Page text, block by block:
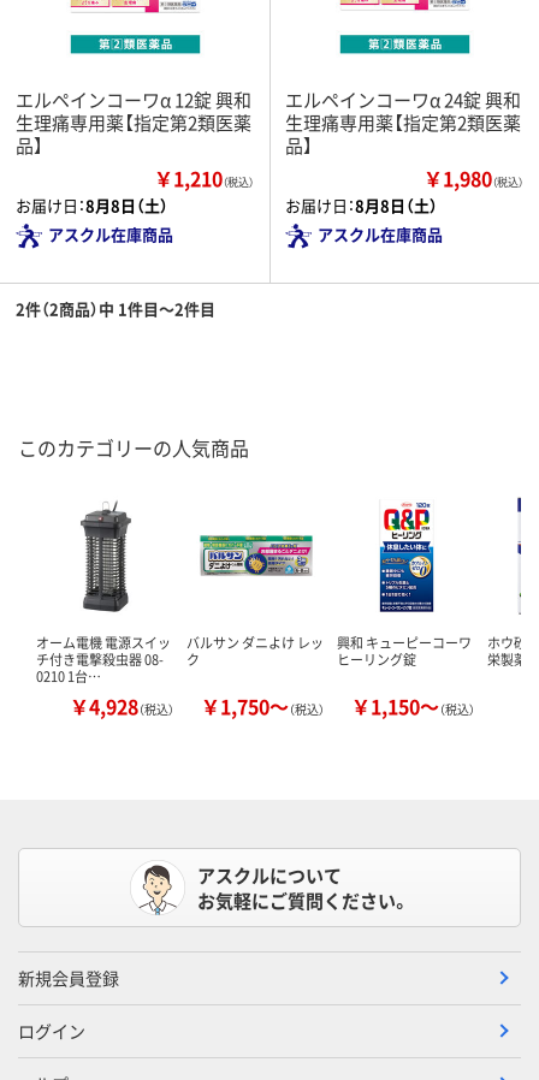
エルペインコーワα 12錠 興和
生理痛専用薬【指定第2類医薬
品】
￥1,210（税込）
お届け日：8月8日（土）
アスクル在庫商品
エルペインコーワα 24錠 興和
生理痛専用薬【指定第2類医薬
品】
￥1,980（税込）
お届け日：8月8日（土）
アスクル在庫商品
2件（2商品）中 1件目～2件目
このカテゴリーの人気商品
オーム電機 電源スイッ
チ付き電撃殺虫器 08-
0210 1台…
￥4,928（税込）
バルサン ダニよけ レッ
ク
￥1,750～（税込）
興和 キューピーコーワ
ヒーリング錠
￥1,150～（税込）
ホウ砂（
栄製薬
アスクルについて
お気軽にご質問ください。
新規会員登録
ログイン